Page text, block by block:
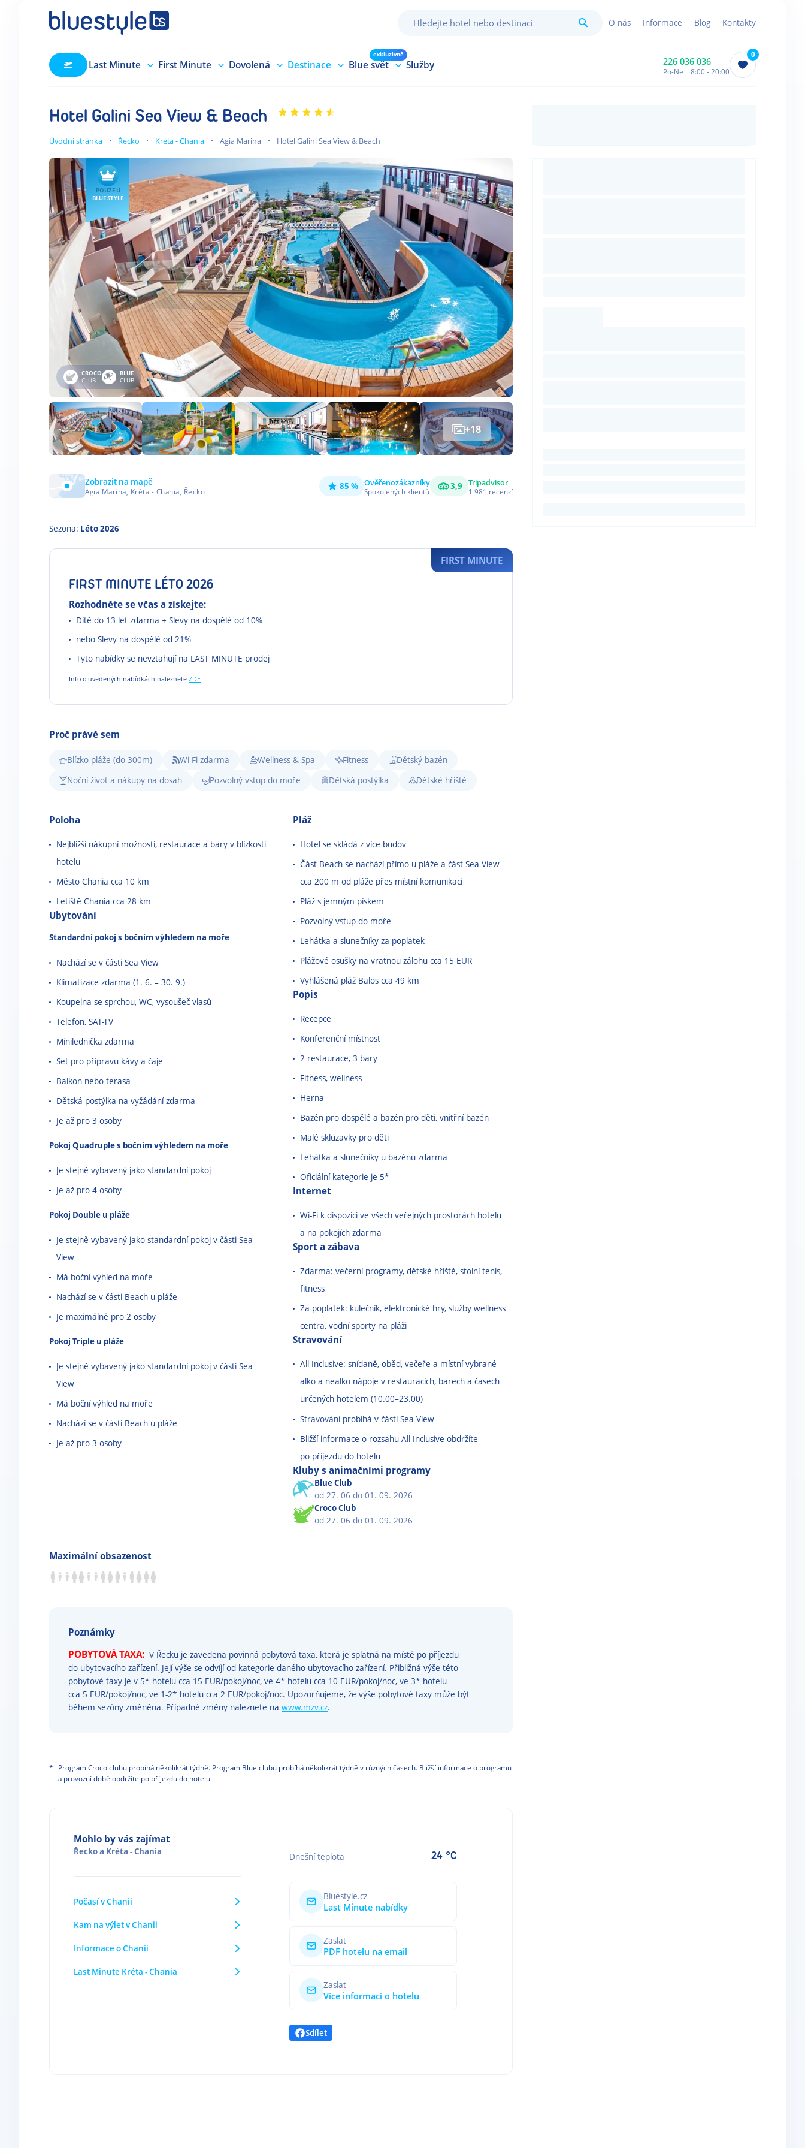
HledatO nás Informace Blog Kontakty
Last Minute First Minute Dovolená Destinace Blue svět
exkluzivně
Služby 226 036 036
Po-Ne 8:00 - 20:00
0
Hotel Galini Sea View & Beach
Úvodní stránka Řecko Kréta - Chania Agia Marina Hotel Galini Sea View & Beach
POUZE U
BLUE STYLE
CROCO
CLUB
BLUE
CLUB
+18
Zobrazit na mapě
Agia Marina, Kréta - Chania, Řecko 85 % Ověřenozákazníky
Spokojených klientů 3,9 Tripadvisor
1 981 recenzí
Sezona: Léto 2026
FIRST MINUTE LÉTO 2026
Rozhodněte se včas a získejte:
Dítě do 13 let zdarma + Slevy na dospělé od 10%
nebo Slevy na dospělé od 21%
Tyto nabídky se nevztahují na LAST MINUTE prodej
Info o uvedených nabídkách naleznete ZDE
FIRST MINUTE
Proč právě sem
Blízko pláže (do 300m) Wi-Fi zdarma Wellness & Spa Fitness
Dětský bazén
Noční život a nákupy na dosah
Pozvolný vstup do moře Dětská postýlka Dětské hřiště
Poloha
Nejbližší nákupní možnosti, restaurace a bary v blízkosti
hotelu
Město Chania cca 10 km
Letiště Chania cca 28 km
Ubytování
Standardní pokoj s bočním výhledem na moře
Nachází se v části Sea View
Klimatizace zdarma (1. 6. – 30. 9.)
Koupelna se sprchou, WC, vysoušeč vlasů
Telefon, SAT-TV
Minilednička zdarma
Set pro přípravu kávy a čaje
Balkon nebo terasa
Dětská postýlka na vyžádání zdarma
Je až pro 3 osoby
Pokoj Quadruple s bočním výhledem na moře
Je stejně vybavený jako standardní pokoj
Je až pro 4 osoby
Pokoj Double u pláže
Je stejně vybavený jako standardní pokoj v části Sea
View
Má boční výhled na moře
Nachází se v části Beach u pláže
Je maximálně pro 2 osoby
Pokoj Triple u pláže
Je stejně vybavený jako standardní pokoj v části Sea
View
Má boční výhled na moře
Nachází se v části Beach u pláže
Je až pro 3 osoby
Pláž
Hotel se skládá z více budov
Část Beach se nachází přímo u pláže a část Sea View
cca 200 m od pláže přes místní komunikaci
Pláž s jemným pískem
Pozvolný vstup do moře
Lehátka a slunečníky za poplatek
Plážové osušky na vratnou zálohu cca 15 EUR
Vyhlášená pláž Balos cca 49 km
Popis
Recepce
Konferenční místnost
2 restaurace, 3 bary
Fitness, wellness
Herna
Bazén pro dospělé a bazén pro děti, vnitřní bazén
Malé skluzavky pro děti
Lehátka a slunečníky u bazénu zdarma
Oficiální kategorie je 5*
Internet
Wi-Fi k dispozici ve všech veřejných prostorách hotelu
a na pokojích zdarma
Sport a zábava
Zdarma: večerní programy, dětské hřiště, stolní tenis,
fitness
Za poplatek: kulečník, elektronické hry, služby wellness
centra, vodní sporty na pláži
Stravování
All Inclusive: snídaně, oběd, večeře a místní vybrané
alko a nealko nápoje v restauracích, barech a časech
určených hotelem (10.00–23.00)
Stravování probíhá v části Sea View
Bližší informace o rozsahu All Inclusive obdržíte
po příjezdu do hotelu
Kluby s animačními programy
Blue Club
od 27. 06 do 01. 09. 2026
Croco Club
od 27. 06 do 01. 09. 2026
Maximální obsazenost
Poznámky
POBYTOVÁ TAXA: V Řecku je zavedena povinná pobytová taxa, která je splatná na místě po příjezdu
do ubytovacího zařízení. Její výše se odvíjí od kategorie daného ubytovacího zařízení. Přibližná výše této
pobytové taxy je v 5* hotelu cca 15 EUR/pokoj/noc, ve 4* hotelu cca 10 EUR/pokoj/noc, ve 3* hotelu
cca 5 EUR/pokoj/noc, ve 1-2* hotelu cca 2 EUR/pokoj/noc. Upozorňujeme, že výše pobytové taxy může být
během sezóny změněna. Případné změny naleznete na www.mzv.cz.
*
Program Croco clubu probíhá několikrát týdně. Program Blue clubu probíhá několikrát týdně v různých časech. Bližší informace o programu
a provozní době obdržíte po příjezdu do hotelu.
Mohlo by vás zajímat
Řeckoa Kréta - Chania
Počasí v Chanii
Kam na výlet v Chanii
Informace o Chanii
Last Minute Kréta - Chania
Dnešní teplota 24 °C
Bluestyle.cz
Last Minute nabídky
Zaslat
PDF hotelu na email
Zaslat
Více informací o hotelu
Sdílet